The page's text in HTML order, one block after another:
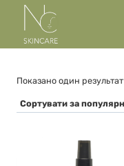
Перейти
вмісту
Показано один результат